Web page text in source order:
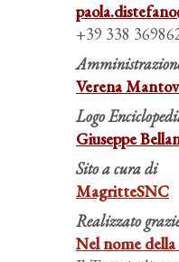
+39 338
Verena
Logo
Giuseppe
Sito a cura di
MagritteSNC
Realizzato
Nel nome